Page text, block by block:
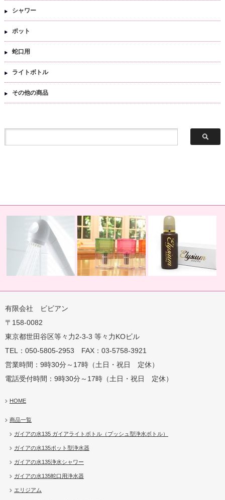
シャワー
ポット
蛇口用
ライトボトル
その他の商品
用地球の恵みを シャワー
有限会社 ビビアン
〒158-0082
東京都世田谷区等々力2-3-3 等々力KOビル
TEL：050-5805-2953 FAX：03-5758-3921
営業時間：9時30分～17時（土日・祝日 定休）
電話受付時間：9時30分～17時（土日・祝日 定休）
HOME
商品一覧
ガイアの水135 ガイアライトボトル（プッシュ型浄水ボトル）
ガイアの水135ポット型浄水器
ガイアの水135浄水シャワー
ガイアの水135蛇口用浄水器
エリジアム